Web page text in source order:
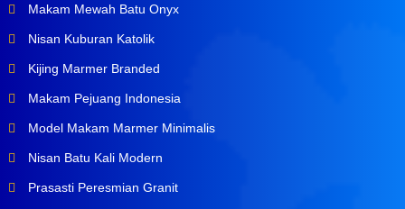
Makam Mewah Batu Onyx
Nisan Kuburan Katolik
Kijing Marmer Branded
Makam Pejuang Indonesia
Model Makam Marmer Minimalis
Nisan Batu Kali Modern
Prasasti Peresmian Granit